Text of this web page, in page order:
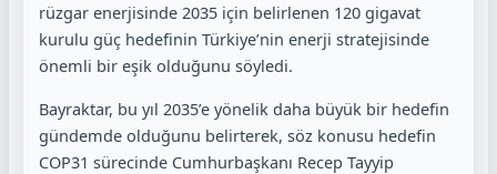
rüzgar enerjisinde 2035 için belirlenen 120 gigavat
kurulu güç hedefinin Türkiye’nin enerji stratejisinde
önemli bir eşik olduğunu söyledi.
Bayraktar, bu yıl 2035’e yönelik daha büyük bir hedefin
gündemde olduğunu belirterek, söz konusu hedefin
COP31 sürecinde Cumhurbaşkanı Recep Tayyip